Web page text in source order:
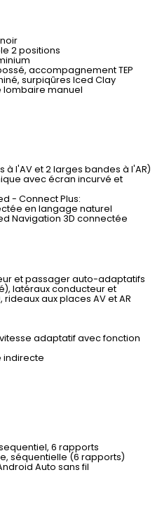
2 positions
accompagnement TEP
surpiqûres Iced Clay
lombaire manuel
à l'AV et 2 larges bandes à l'AR)
avec écran incurvé et
- Connect Plus:
en langage naturel
Navigation 3D connectée
et passager auto-adaptatifs
latéraux conducteur et
aux places AV et AR
adaptatif avec fonction
indirecte
6 rapports
séquentielle (6 rapports)
Auto sans fil